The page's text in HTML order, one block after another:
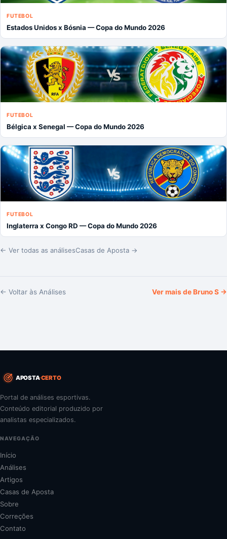
FUTEBOL
Estados Unidos x Bósnia — Copa do Mundo 2026
FUTEBOL
Bélgica x Senegal — Copa do Mundo 2026
FUTEBOL
Inglaterra x Congo RD — Copa do Mundo 2026
← Ver todas as análisesCasas de Aposta →
← Voltar às Análises Ver mais deBruno S →
APOSTACERTO
Portal de análises esportivas.
Conteúdo editorial produzido por
analistas especializados.
NAVEGAÇÃO
Início
Análises
Artigos
Casas de Aposta
Sobre
Correções
Contato